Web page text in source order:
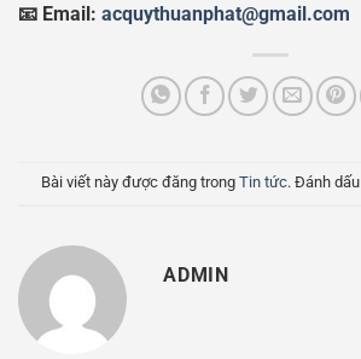
📧 Email: acquythuanphat@gmail.com
Bài viết này được đăng trong Tin tức. Đánh dấu
ADMIN